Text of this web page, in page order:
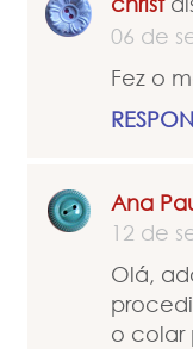
06 de
Fez o
Ana
12 de
Olá,
o colar